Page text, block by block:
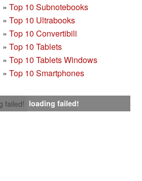
» Top 10 Subnotebooks
» Top 10 Ultrabooks
» Top 10 Convertibili
» Top 10 Tablets
» Top 10 Tablets Windows
» Top 10 Smartphones
failed! loading failed!